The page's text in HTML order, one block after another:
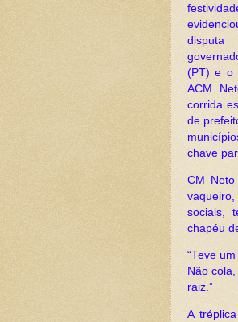
(PT) e o
ACM
corrida
de
chave
CM
vaqueiro,
sociais,
chapéu
“Teve
Não
raiz.”
A